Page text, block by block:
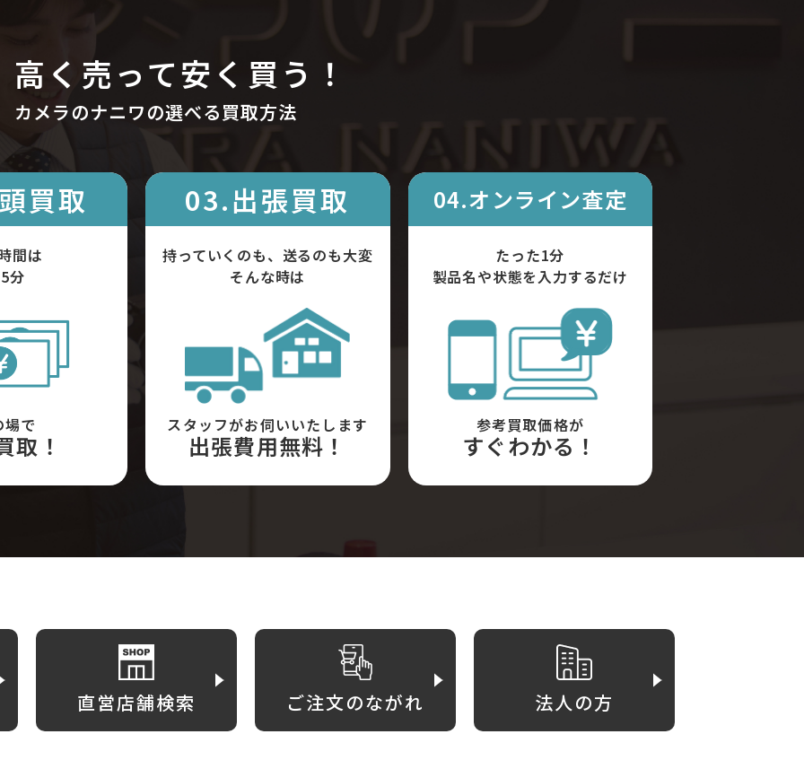
高く売って安く買う！
カメラのナニワの選べる買取方法
買取
間は
分
場で
取！
03.出張買取
持っていくのも、送るのも大変
そんな時は
スタッフがお伺いいたします
出張費用無料！
04.オンライン査定
たった1分
製品名や状態を入力するだけ
参考買取価格が
すぐわかる！
直営店舗検索 ご注文のながれ 法人の方